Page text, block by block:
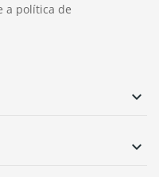


a política de